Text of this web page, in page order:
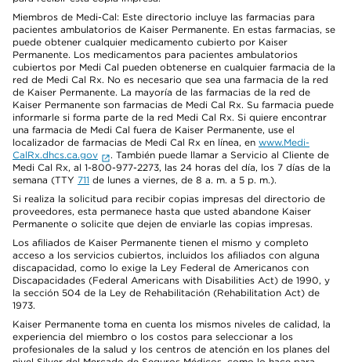
Miembros de Medi-Cal: Este directorio incluye las farmacias para
pacientes ambulatorios de Kaiser Permanente. En estas farmacias, se
puede obtener cualquier medicamento cubierto por Kaiser
Permanente. Los medicamentos para pacientes ambulatorios
cubiertos por Medi Cal pueden obtenerse en cualquier farmacia de la
red de Medi Cal Rx. No es necesario que sea una farmacia de la red
de Kaiser Permanente. La mayoría de las farmacias de la red de
Kaiser Permanente son farmacias de Medi Cal Rx. Su farmacia puede
informarle si forma parte de la red Medi Cal Rx. Si quiere encontrar
una farmacia de Medi Cal fuera de Kaiser Permanente, use el
localizador de farmacias de Medi Cal Rx en línea, en www.Medi-
CalRx.dhcs.ca.gov
. También puede llamar a Servicio al Cliente de
Medi Cal Rx, al 1-800-977-2273, las 24 horas del día, los 7 días de la
semana (TTY 711 de lunes a viernes, de 8 a. m. a 5 p. m.).
Si realiza la solicitud para recibir copias impresas del directorio de
proveedores, esta permanece hasta que usted abandone Kaiser
Permanente o solicite que dejen de enviarle las copias impresas.
Los afiliados de Kaiser Permanente tienen el mismo y completo
acceso a los servicios cubiertos, incluidos los afiliados con alguna
discapacidad, como lo exige la Ley Federal de Americanos con
Discapacidades (Federal Americans with Disabilities Act) de 1990, y
la sección 504 de la Ley de Rehabilitación (Rehabilitation Act) de
1973.
Kaiser Permanente toma en cuenta los mismos niveles de calidad, la
experiencia del miembro o los costos para seleccionar a los
profesionales de la salud y los centros de atención en los planes del